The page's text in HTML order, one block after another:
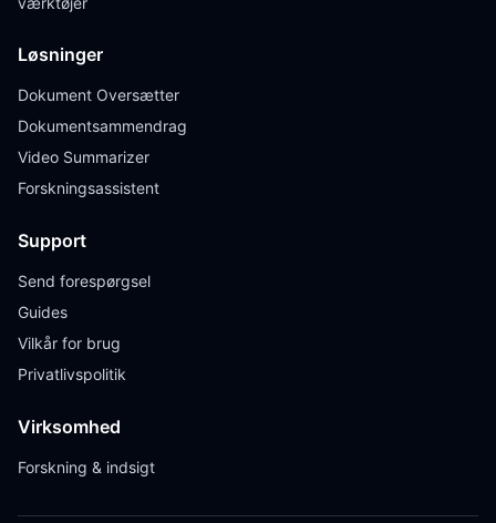
Løsninger
Dokument Oversætter
Dokumentsammendrag
Video Summarizer
Forskningsassistent
Support
Send forespørgsel
Guides
Vilkår for brug
Privatlivspolitik
Virksomhed
Forskning & indsigt